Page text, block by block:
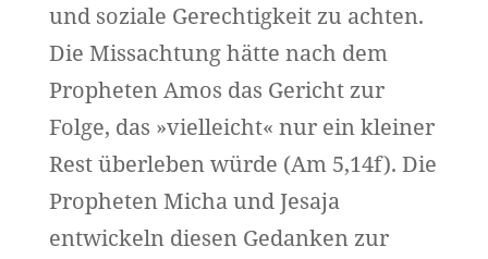
und soziale Gerechtigkeit zu achten.
Die Missachtung hätte nach dem
Propheten Amos das Gericht zur
Folge, das »vielleicht« nur ein kleiner
Rest überleben würde (Am 5,14f). Die
Propheten Micha und Jesaja
entwickeln diesen Gedanken zur